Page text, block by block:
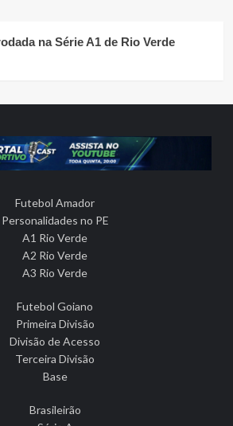
na Série A1 de Rio Verde
Futebol Amador
Personalidades no PE
A1 Rio Verde
A2 Rio Verde
A3 Rio Verde
Futebol Goiano
Primeira Divisão
Divisão de Acesso
Terceira Divisão
Base
Brasileirão